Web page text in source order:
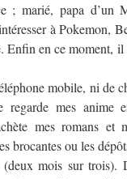
; marié, papa d’un
à Pokemon,
Enfin en ce moment, il
mobile, ni de
regarde mes anime
mes romans et
brocantes ou les
mois sur trois).